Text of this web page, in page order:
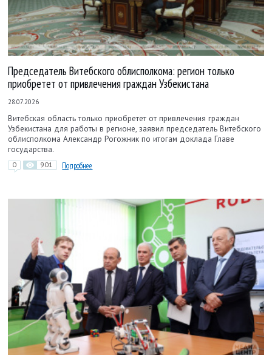
Председатель Витебского облисполкома: регион только
приобретет от привлечения граждан Узбекистана
28.07.2026
Витебская область только приобретет от привлечения граждан
Узбекистана для работы в регионе, заявил председатель Витебского
облисполкома Александр Рогожник по итогам доклада Главе
государства.
0 901 Подробнее